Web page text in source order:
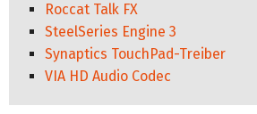
Roccat Talk FX
SteelSeries Engine 3
Synaptics TouchPad-Treiber
VIA HD Audio Codec